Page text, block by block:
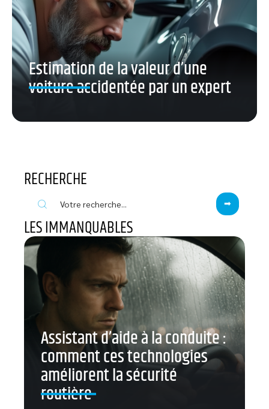
Estimation de la valeur d’une
voiture accidentée par un expert
RECHERCHE
LES IMMANQUABLES
Assistant d’aide à la conduite :
comment ces technologies
améliorent la sécurité
routière